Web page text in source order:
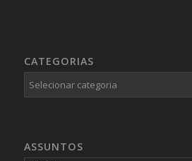
CATEGORIAS
Categorias
ASSUNTOS